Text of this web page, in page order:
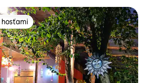
hosťami
hosťami